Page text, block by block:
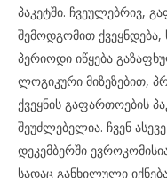
პაკეტში. ჩვეულებრივ,
შემოდგომით
პერიოდი იწყება
ლოგიკური მიზეზებით,
ქვეყნის გაფართოების
შეუძლებელია. ჩვენ
დეკემბერში
სადაც განხილული